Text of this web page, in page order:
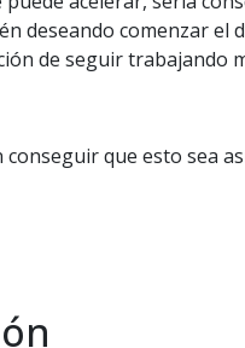
deseando comenzar el
de seguir trabajando
que esto sea